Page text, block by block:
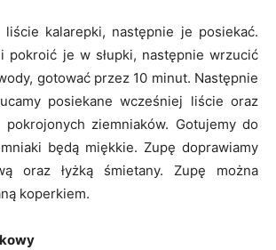
liście kalarepki, następnie je posiekać.
pokroić je w słupki, następnie wrzucić
gotować przez 10 minut. Następnie
posiekane wcześniej liście oraz
ziemniaków. Gotujemy do
będą miękkie. Zupę doprawiamy
oraz łyżką śmietany. Zupę można
koperkiem.